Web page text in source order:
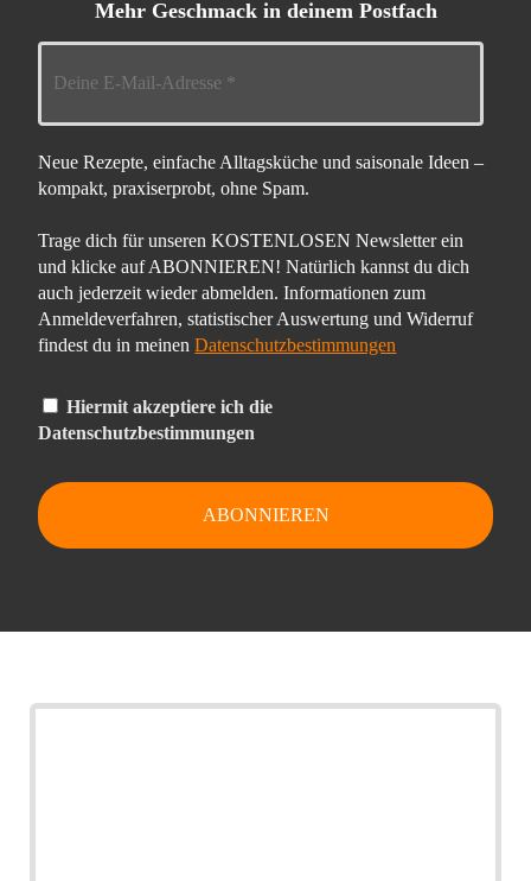
Mehr Geschmack in deinem Postfach
Neue Rezepte, einfache Alltagsküche und saisonale Ideen –
kompakt, praxiserprobt, ohne Spam.
Trage dich für unseren KOSTENLOSEN Newsletter ein
und klicke auf ABONNIEREN! Natürlich kannst du dich
auch jederzeit wieder abmelden. Informationen zum
Anmeldeverfahren, statistischer Auswertung und Widerruf
findest du in meinenDatenschutzbestimmungen
Hiermit akzeptiere ich die
Datenschutzbestimmungen